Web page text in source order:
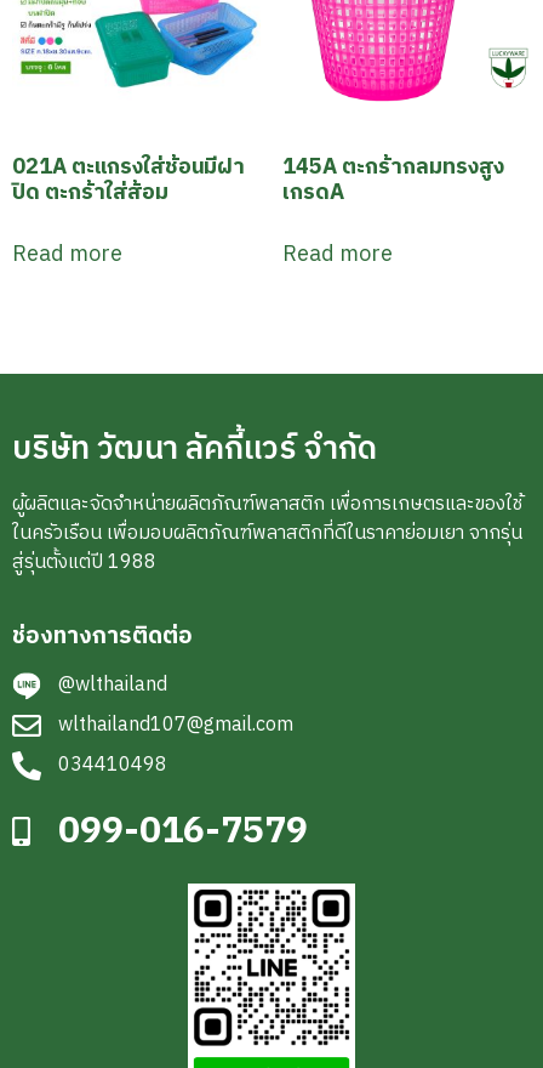
021A ตะแกรงใส่ช้อนมีฝา
ปิด ตะกร้าใส่ส้อม
Read more
145A ตะกร้ากลมทรงสูง
เกรดA
Read more
บริษัท วัฒนา ลัคกี้แวร์ จำกัด
ผู้ผลิตและจัดจำหน่ายผลิตภัณฑ์พลาสติก เพื่อการเกษตรและของใช้
ในครัวเรือน เพื่อมอบผลิตภัณฑ์พลาสติกที่ดีในราคาย่อมเยา จากรุ่น
สู่รุ่นตั้งแต่ปี 1988
ช่องทางการติดต่อ
@wlthailand
wlthailand107@gmail.com
034410498
099-016-7579